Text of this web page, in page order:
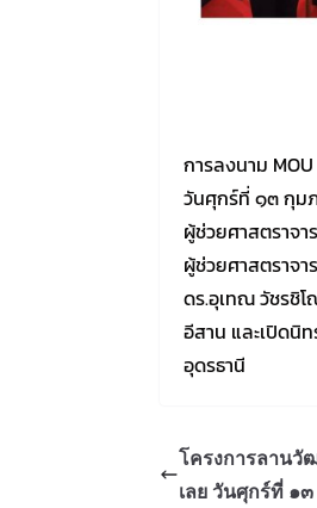
การลงนาม
วันศุกร์ที่ ๑๓ กุ
ผู้ช่วยศาสตราจ
ผู้ช่วยศาสตราจ
ดร.อุเทณ วัชรชิโ
อีสาน และเปิดนิ
อุดรธานี
โครงการลานวั
เลย วันศุกร์ที่